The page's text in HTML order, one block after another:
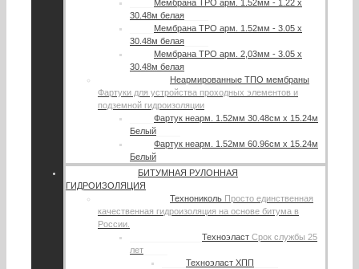
Мембрана TPO арм. 1.52мм - 1.22 х
30.48м белая
Мембрана TPO арм. 1.52мм - 3.05 х
30.48м белая
Мембрана TPO арм. 2,03мм - 3.05 х
30.48м белая
Неармированные ТПО мембраны
Фартуки для устройства проходных элементов и
подземной гидроизоляции
Фартук неарм. 1.52мм 30.48см х 15.24м
Белый
Фартук неарм. 1.52мм 60.96см х 15.24м
Белый
БИТУМНАЯ РУЛОННАЯ
ГИДРОИЗОЛЯЦИЯ
Технониколь Просто единственная
качественная гидроизоляция на основе битума в
России.
Техноэласт Срок службы 25
лет
Техноэласт ХПП